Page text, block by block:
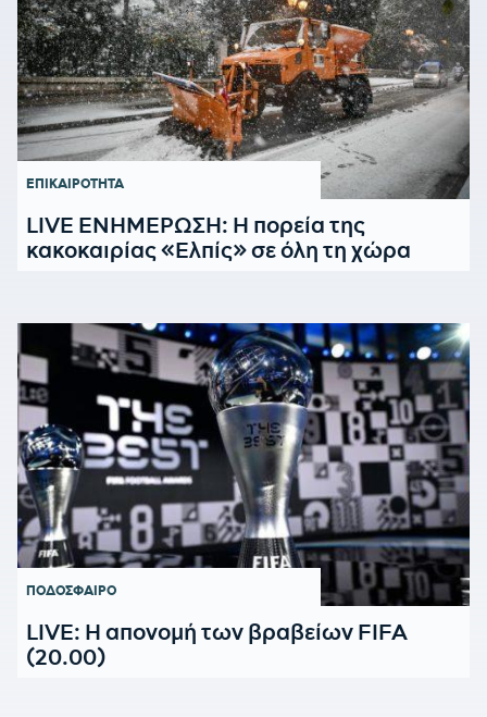
ΕΠΙΚΑΙΡΟΤΗΤΑ
LIVE ΕΝΗΜΕΡΩΣΗ: Η πορεία της
κακοκαιρίας «Ελπίς» σε όλη τη χώρα
ΠΟΔΟΣΦΑΙΡΟ
LIVE: Η απονομή των βραβείων FIFA
(20.00)